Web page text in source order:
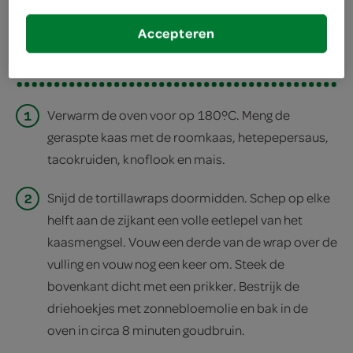
deel op facebook
print recept
1
Verwarm de oven voor op 180ºC. Meng de
geraspte kaas met de roomkaas, hetepepersaus,
tacokruiden, knoflook en mais.
2
Snijd de tortillawraps doormidden. Schep op elke
helft aan de zijkant een volle eetlepel van het
kaasmengsel. Vouw een derde van de wrap over de
vulling en vouw nog een keer om. Steek de
bovenkant dicht met een prikker. Bestrijk de
driehoekjes met zonnebloemolie en bak in de
oven in circa 8 minuten goudbruin.
Accepteren